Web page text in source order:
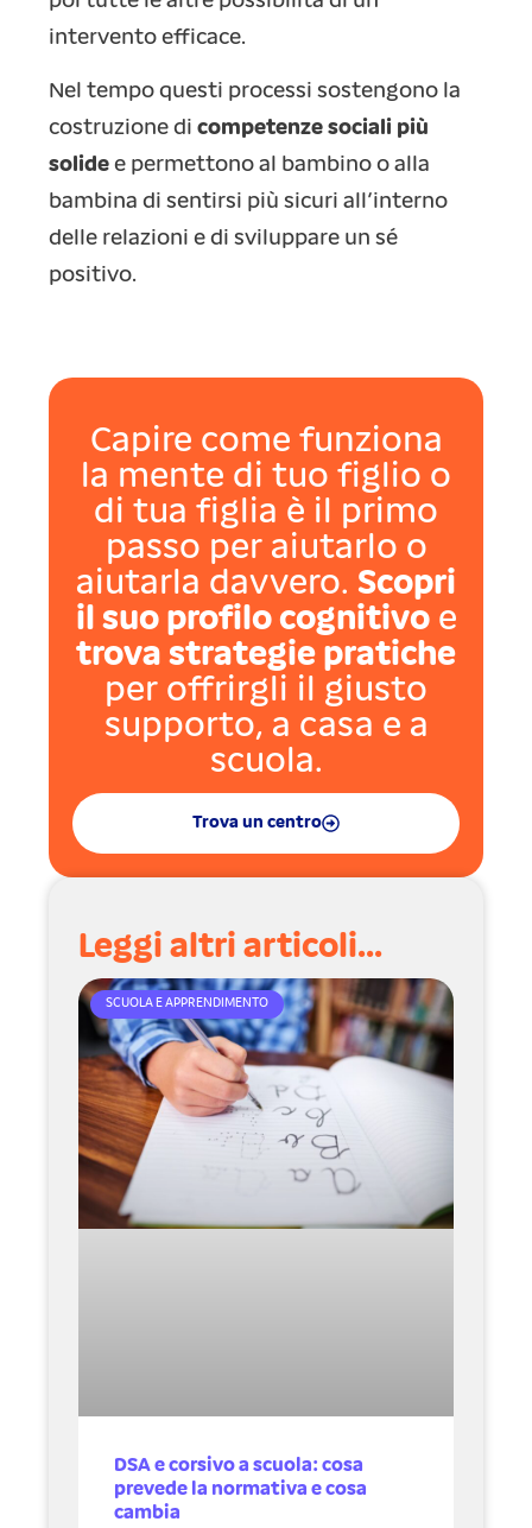
intervento efficace.
Nel tempo questi processi sostengono la
costruzione di competenze sociali più
solide e permettono al bambino o alla
bambina di sentirsi più sicuri all’interno
delle relazioni e di sviluppare un sé
positivo.
Capire come funziona
la mente di tuo figlio o
di tua figlia è il primo
passo per aiutarlo o
aiutarla davvero. Scopri
il suo profilo cognitivoe
trova strategie pratiche
per offrirgli il giusto
supporto, a casa e a
scuola.
Trova un centro
Leggi altri articoli...
SCUOLA E APPRENDIMENTO
DSA e corsivo a scuola: cosa
prevede la normativa e cosa
cambia